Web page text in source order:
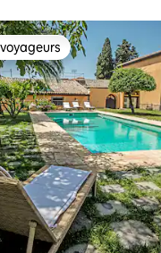
les plus appréciés